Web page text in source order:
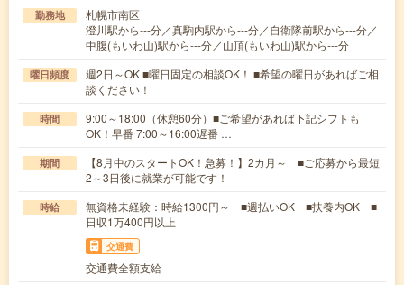
勤務地
札幌市南区
澄川駅から---分／真駒内駅から---分／自衛隊前駅から---分／
中腹(もいわ山)駅から---分／山頂(もいわ山)駅から---分
曜日頻度
週2日～OK ■曜日固定の相談OK！ ■希望の曜日があればご相
談ください！
時間
9:00～18:00（休憩60分）■ご希望があれば下記シフトも
OK！早番 7:00～16:00遅番 …
期間
【8月中のスタートOK！急募！】2カ月～ ■ご応募から最短
2～3日後に就業が可能です！
時給
無資格未経験：時給1300円～ ■週払いOK ■扶養内OK ■
日収1万400円以上
交通費
交通費全額支給